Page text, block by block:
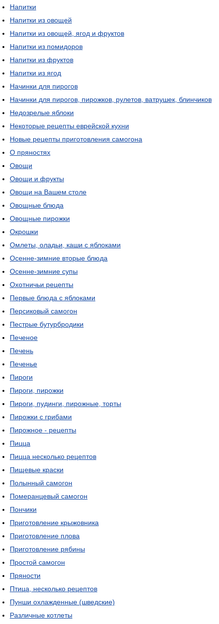
Напитки
Напитки из овощей
Напитки из овощей, ягод и фруктов
Напитки из помидоров
Напитки из фруктов
Напитки из ягод
Начинки для пирогов
Начинки для пирогов, пирожков, рулетов, ватрушек, блинчиков
Недозрелые яблоки
Некоторые рецепты еврейской кухни
Новые рецепты приготовления самогона
О пряностях
Овощи
Овощи и фрукты
Овощи на Вашем столе
Овощные блюда
Овощные пирожки
Окрошки
Омлеты, оладьи, каши с яблоками
Осенне-зимние вторые блюда
Осенне-зимние супы
Охотничьи рецепты
Первые блюда с яблоками
Персиковый самогон
Пестрые бутурбродики
Печеное
Печень
Печенье
Пироги
Пироги, пирожки
Пироги, пудинги, пирожные, торты
Пирожки с грибами
Пирожное - рецепты
Пицца
Пицца несколько рецептов
Пищевые краски
Полынный самогон
Померанцевый самогон
Пончики
Приготовление крыжовника
Приготовление плова
Приготовление рябины
Простой самогон
Пряности
Птица, несколько рецептов
Пунши охлажденные (шведские)
Различные котлеты